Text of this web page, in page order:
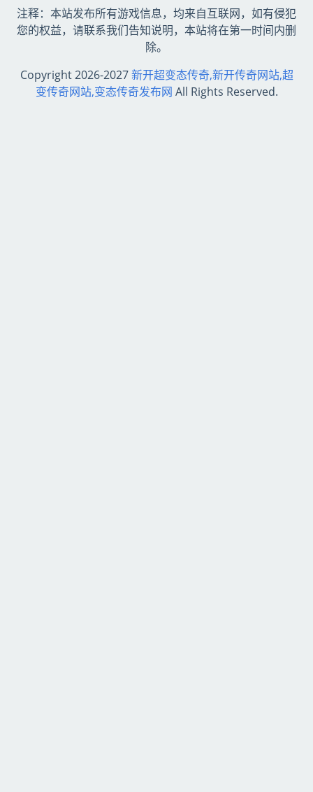
注释：本站发布所有游戏信息，均来自互联网，如有侵犯
您的权益，请联系我们告知说明，本站将在第一时间内删
除。
Copyright 2026-2027新开超变态传奇,新开传奇网站,超
变传奇网站,变态传奇发布网 All Rights Reserved.